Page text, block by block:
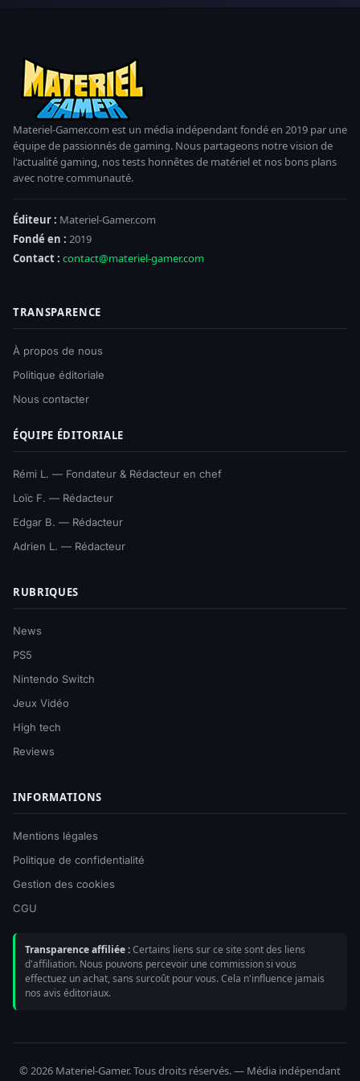
Materiel-Gamer.com est un média indépendant fondé en 2019 par une
équipe de passionnés de gaming. Nous partageons notre vision de
l'actualité gaming, nos tests honnêtes de matériel et nos bons plans
avec notre communauté.
Éditeur : Materiel-Gamer.com
Fondé en : 2019
Contact : contact@materiel-gamer.com
TRANSPARENCE
À propos de nous
Politique éditoriale
Nous contacter
ÉQUIPE ÉDITORIALE
Rémi L. — Fondateur & Rédacteur en chef
Loïc F. — Rédacteur
Edgar B. — Rédacteur
Adrien L. — Rédacteur
RUBRIQUES
News
PS5
Nintendo Switch
Jeux Vidéo
High tech
Reviews
INFORMATIONS
Mentions légales
Politique de confidentialité
Gestion des cookies
CGU
Transparence affiliée :Certains liens sur ce site sont des liens
d'affiliation. Nous pouvons percevoir une commission si vous
effectuez un achat, sans surcoût pour vous. Cela n'influence jamais
nos avis éditoriaux.
© 2026 Materiel-Gamer. Tous droits réservés. — Média indépendant